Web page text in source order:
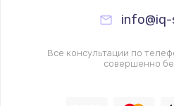
2500
Все консультации по
совершенно